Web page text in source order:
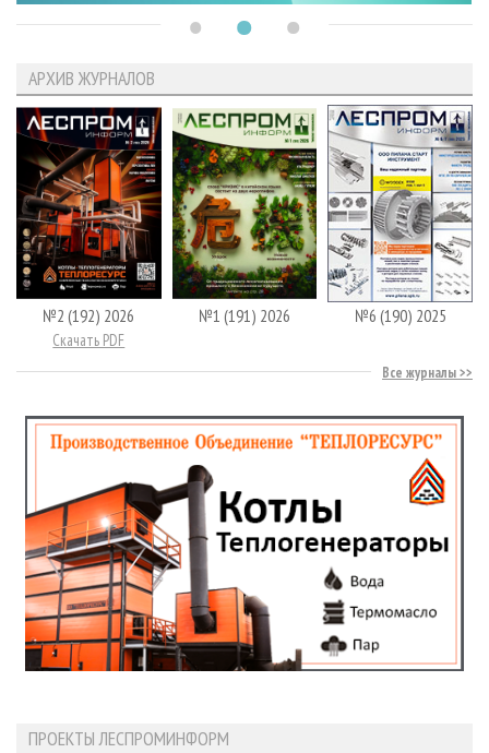
АРХИВ ЖУРНАЛОВ
№2 (192) 2026
Скачать PDF
№1 (191) 2026 №6 (190) 2025
Все журналы
ПРОЕКТЫ ЛЕСПРОМИНФОРМ